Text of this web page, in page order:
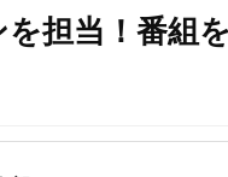
担当！番組